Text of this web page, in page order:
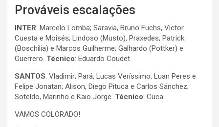
Prováveis escalações
INTER: Marcelo Lomba; Saravia, Bruno Fuchs, Victor
Cuesta e Moisés; Lindoso (Musto), Praxedes, Patrick
(Boschilia) e Marcos Guilherme; Galhardo (Pottker) e
Guerrero. Técnico: Eduardo Coudet.
SANTOS: Vladimir; Pará, Lucas Veríssimo, Luan Peres e
Felipe Jonatan; Alison, Diego Pituca e Carlos Sánchez;
Soteldo, Marinho e Kaio Jorge. Técnico: Cuca.
VAMOS COLORADO!